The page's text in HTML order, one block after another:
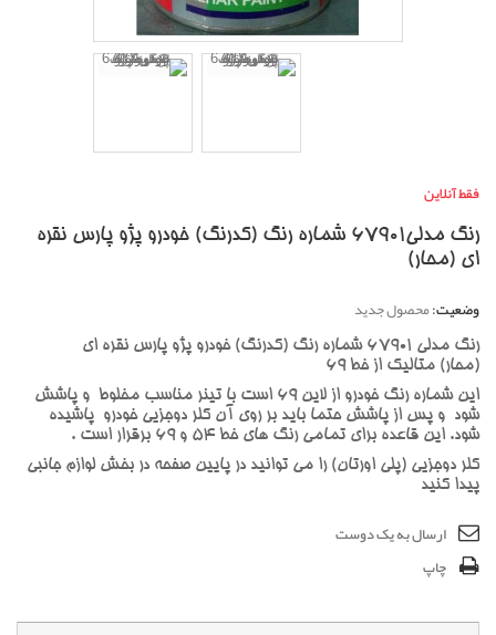
فقط آنلاین
رنگ مدلی67901 شماره رنگ (کدرنگ) خودرو پژو پارس نقره
ای (محار)
وضعیت:محصول جدید
رنگ مدلی 67901 شماره رنگ (کدرنگ) خودرو پژو پارس نقره ای
(محار) متالیک از خط 69
این شماره رنگ خودرو از لاین 69 است با تینر مناسب مخلوط و پاشش
شود و پس از پاشش حتما باید بر روی آن کلر دوجزیی خودرو پاشیده
شود. این قاعده برای تمامی رنگ های خط 54 و 69 برقرار است .
کلر دوجزیی (پلی اورتان) را می توانید در پایین صفحه در بخش لوازم جانبی
پیدا کنید
ارسال به یک دوست
چاپ